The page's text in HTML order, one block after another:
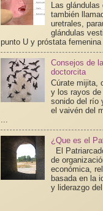
Las glándulas
también
uretrales,
glándulas
punto U y próstata femenina
Consejos de
doctorcita
Cúrate mijita,
y los rayos de
sonido del río
el vaivén del
¿Que es el
El
de
económica,
basada en la
y liderazgo